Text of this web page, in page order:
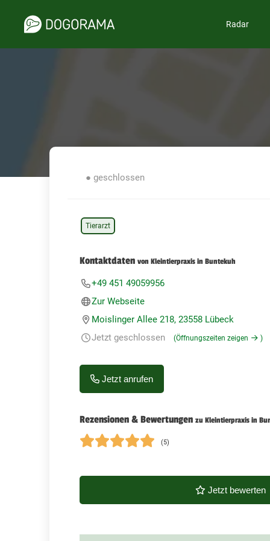
Radar
● geschlossen
Tierarzt
Kontaktdaten von Kleintierpraxis in Buntekuh
+49 451 49059956
Zur Webseite
Moislinger Allee 218, 23558 Lübeck
Jetzt geschlossen
(Öffnungszeiten zeigen )
Jetzt anrufen
Rezensionen & Bewertungen zu Kleintierpraxis in
(5)
Jetzt bewerten